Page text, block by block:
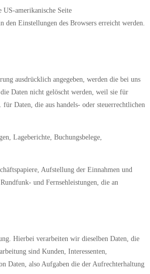
amerikanische Seite
den Einstellungen des Browsers erreicht werden.
ausdrücklich angegeben, werden die bei uns
Daten nicht gelöscht werden, weil sie für
Daten, die aus handels- oder steuerrechtlichen
Lageberichte, Buchungsbelege,
Aufstellung der Einnahmen und
und Fernsehleistungen, die an
Hierbei verarbeiten wir dieselben Daten, die
sind Kunden, Interessenten,
Daten, also Aufgaben die der Aufrechterhaltung